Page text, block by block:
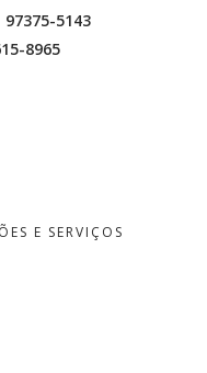
5143
8965
E SERVIÇOS